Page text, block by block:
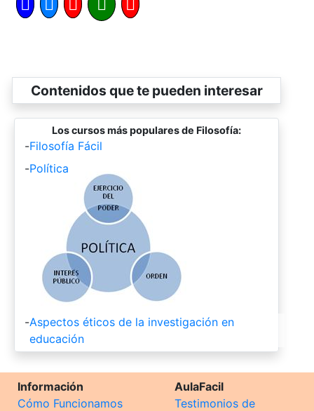
Contenidos que te pueden interesar
Los cursos más populares de Filosofía:
-Filosofía Fácil
-Política
-Aspectos éticos de la investigación en
educación
Información
Cómo Funcionamos
AulaFacil
Testimonios de